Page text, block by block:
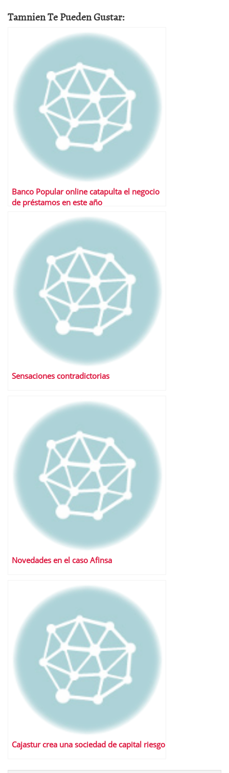
Tamnien Te Pueden Gustar:
Banco Popular online catapulta el negocio
de préstamos en este año
Sensaciones contradictorias
Novedades en el caso Afinsa
Cajastur crea una sociedad de capital riesgo